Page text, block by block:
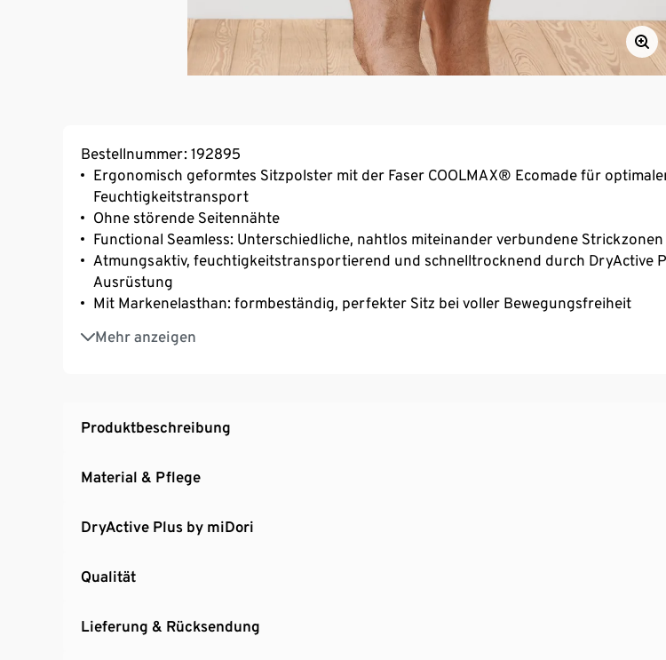
Bestellnummer: 192895
Ergonomisch geformtes Sitzpolster mit der Faser COOLMAX® Ecomade für
Feuchtigkeitstransport
Ohne störende Seitennähte
Functional Seamless: Unterschiedliche, nahtlos miteinander verbundene Strickzonen
Atmungsaktiv, feuchtigkeitstransportierend und schnelltrocknend durch DryActive
Ausrüstung
Mit Markenelasthan: formbeständig, perfekter Sitz bei voller Bewegungsfreiheit
Mehr anzeigen
Rippenstruktur
Produktbeschreibung
Material & Pflege
DryActive Plus by miDori
Qualität
Lieferung & Rücksendung